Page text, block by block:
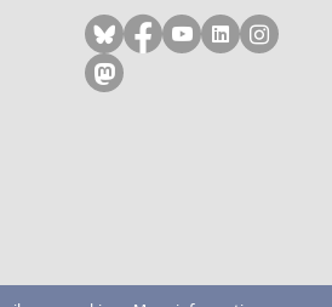
Volg ons op bluesky
Volg ons op
Volg ons op
Volg ons
Volg
Volg ons op mastodon